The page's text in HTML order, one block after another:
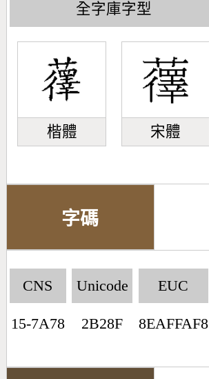
全字庫字型
楷體 宋體
字碼
CNS
15-7A78
Unicode
2B28F
EUC
8EAFFAF8